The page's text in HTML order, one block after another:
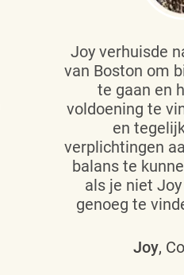
Joy verhuisde
van Boston om
te gaan en
voldoening te
en
verplichtingen
balans te
als je niet
genoeg te
Joy,